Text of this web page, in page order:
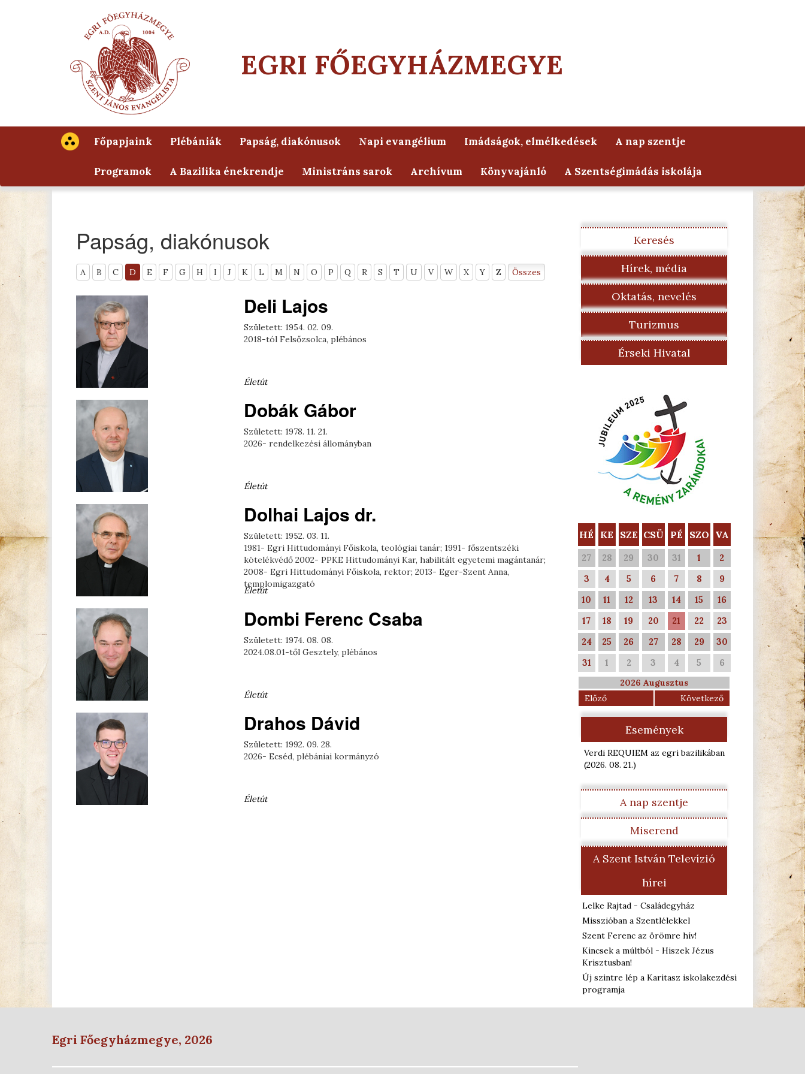
EGRI FŐEGYHÁZMEGYE
Főpapjaink Plébániák Papság, diakónusok Napi evangélium Imádságok, elmélkedések A nap szentje
Programok A Bazilika énekrendje Ministráns sarok Archívum Könyvajánló A Szentségimádás iskolája
Papság, diakónusok
A B C D E F G H I J K L M N O P Q R S T U V W X Y Z Összes
Deli Lajos
Született: 1954. 02. 09.
2018-tól Felsőzsolca, plébános
Életút
Dobák Gábor
Született: 1978. 11. 21.
2026- rendelkezési állományban
Életút
Dolhai Lajos dr.
Született: 1952. 03. 11.
1981- Egri Hittudományi Főiskola, teológiai tanár; 1991- főszentszéki
kötelékvédő 2002- PPKE Hittudományi Kar, habilitált egyetemi magántanár;
2008- Egri Hittudományi Főiskola, rektor; 2013- Eger-Szent Anna,
templomigazgató
Életút
Dombi Ferenc Csaba
Született: 1974. 08. 08.
2024.08.01-től Gesztely, plébános
Életút
Drahos Dávid
Született: 1992. 09. 28.
2026- Ecséd, plébániai kormányzó
Életút
Keresés
Hírek, média
Oktatás, nevelés
Turizmus
Érseki Hivatal
HÉ KE SZE CSÜ PÉ SZO VA
27 28 29 30 31 1
2
3
4 5 6 7 8
9
10
11 12 13 14 15
16
17
18 19 20 21 22
23
24
25 26 27 28 29
30
31
1 2 3 4 5 6
2026 Augusztus
Előző
Következő
Események
Verdi REQUIEM az egri bazilikában
(2026. 08. 21.)
A nap szentje
Miserend
A Szent István Televízió
hírei
Lelke Rajtad - Családegyház
Misszióban a Szentlélekkel
Szent Ferenc az örömre hív!
Kincsek a múltból - Hiszek Jézus
Krisztusban!
Új szintre lép a Karitasz iskolakezdési
programja
Egri Főegyházmegye, 2026